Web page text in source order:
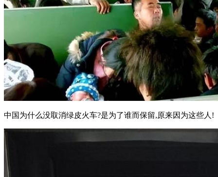
中国为什么没取消绿皮火车?是为了谁而保留,原来因为这些人!